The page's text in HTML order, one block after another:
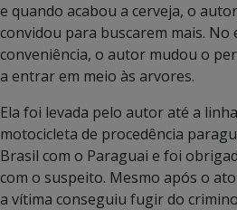
e quando acabou a cerveja, o
convidou para buscarem mais.
conveniência, o autor mudou o
a entrar em meio às arvores.
Ela foi levada pelo autor até a
motocicleta de procedência
Brasil com o Paraguai e foi
com o suspeito. Mesmo após o
a vítima conseguiu fugir do